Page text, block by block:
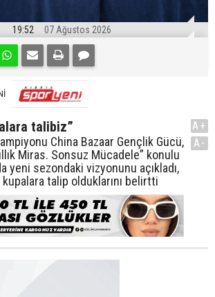
19:52 07 Ağustos 2026
talibiz”
China Bazaar Gençlik Gücü,
Miras. Sonsuz Mücadele” konulu
yeni sezondaki vizyonunu açıkladı,
talip olduklarını belirtti
A+
A-